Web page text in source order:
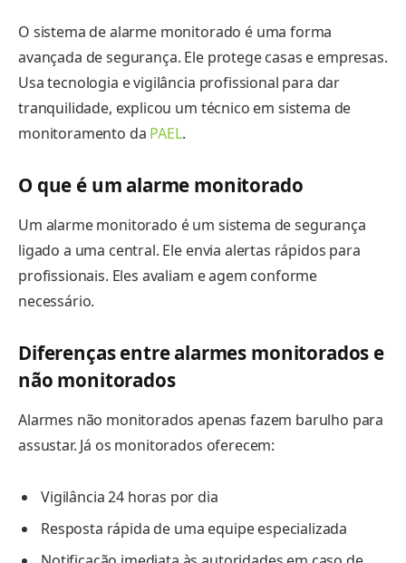
O sistema de alarme monitorado é uma forma
avançada de segurança. Ele protege casas e empresas.
Usa tecnologia e vigilância profissional para dar
tranquilidade, explicou um técnico em sistema de
monitoramento da PAEL.
O que é um alarme monitorado
Um alarme monitorado é um sistema de segurança
ligado a uma central. Ele envia alertas rápidos para
profissionais. Eles avaliam e agem conforme
necessário.
Diferenças entre alarmes monitorados e
não monitorados
Alarmes não monitorados apenas fazem barulho para
assustar. Já os monitorados oferecem:
Vigilância 24 horas por dia
Resposta rápida de uma equipe especializada